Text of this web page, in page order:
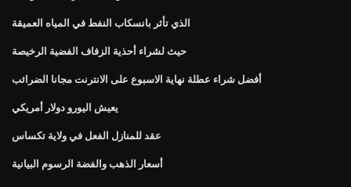
الذي تأثر بانسكاب النفط في المياه العميقة
حيث لشراء أحذية الزفاف الفضية الرخيصة
أفضل شراء عطلة نهاية الاسبوع على الانترنت مجانا الضرائب
يعيش اليورو دولار أمريكي
عقد للمنازل الفعل في ولاية تكساس
أسعار الذهب والفضة الرسوم البيانية